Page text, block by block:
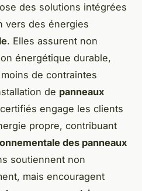
des solutions intégrées
vers des énergies
. Elles assurent non
énergétique durable,
de contraintes
de panneaux
engage les clients
propre, contribuant
des panneaux
soutiennent non
mais encouragent